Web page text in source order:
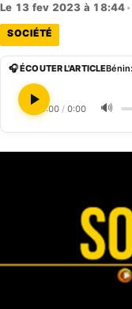
Le 13 fev 2023 à 18:44•
SOCIÉTÉ
🎧 ÉCOUTER L'ARTICLE
0:00 / 0:00 🔊